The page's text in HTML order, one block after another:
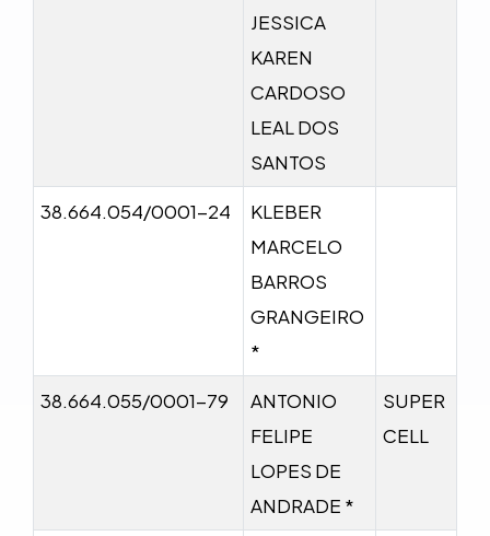
JESSICA
KAREN
CARDOSO
LEAL DOS
SANTOS
38.664.054/0001-24
KLEBER
MARCELO
BARROS
GRANGEIRO
*
38.664.055/0001-79
ANTONIO
FELIPE
LOPES DE
ANDRADE *
SUPER
CELL